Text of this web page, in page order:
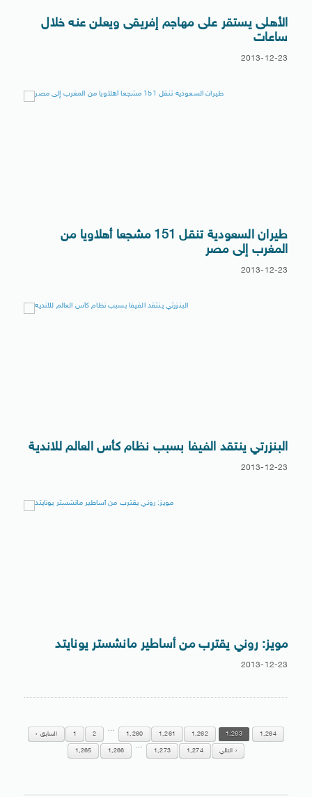
الأهلى يستقر على مهاجم إفريقى ويعلن عنه خلال
ساعات
2013-12-23
طيران السعودية تنقل 151 مشجعا أهلاويا من
المغرب إلى مصر
2013-12-23
البنزرتي ينتقد الفيفا بسبب نظام كأس العالم للاندية
2013-12-23
مويز: روني يقترب من أساطير مانشستر يونايتد
2013-12-23
السابق 1 2
…
1,260 1,261 1,262 1,263 1,264
1,265 1,266
…
1,273 1,274 التالي